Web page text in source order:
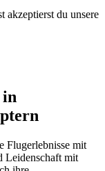
akzeptierst du unsere
Flugerlebnisse mit
Leidenschaft mit